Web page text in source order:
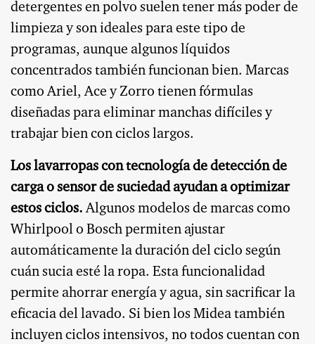
detergentes en polvo suelen tener más poder de
limpieza y son ideales para este tipo de
programas, aunque algunos líquidos
concentrados también funcionan bien. Marcas
como Ariel, Ace y Zorro tienen fórmulas
diseñadas para eliminar manchas difíciles y
trabajar bien con ciclos largos.
Los lavarropas con tecnología de detección de
carga o sensor de suciedad ayudan a optimizar
estos ciclos. Algunos modelos de marcas como
Whirlpool o Bosch permiten ajustar
automáticamente la duración del ciclo según
cuán sucia esté la ropa. Esta funcionalidad
permite ahorrar energía y agua, sin sacrificar la
eficacia del lavado. Si bien los Midea también
incluyen ciclos intensivos, no todos cuentan con